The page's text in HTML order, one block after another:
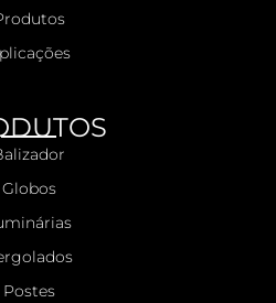
Globos
Postes